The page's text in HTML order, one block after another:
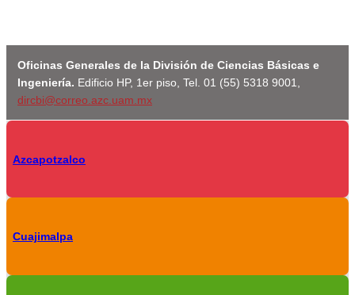
Oficinas Generales de la División de Ciencias Básicas e
Ingeniería. Edificio HP, 1er piso, Tel. 01 (55) 5318 9001,
dircbi@correo.azc.uam.mx
Azcapotzalco
Cuajimalpa